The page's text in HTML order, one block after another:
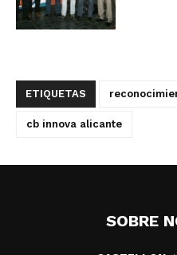
ETIQUETAS
cb innova alicante
SOBRE